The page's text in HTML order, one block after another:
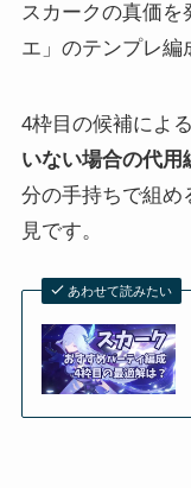
スカークの真価を
エ」のテンプレ編
4枠目の候補によ
いない場合の代用
分の手持ちで組め
見です。
あわせて読みたい